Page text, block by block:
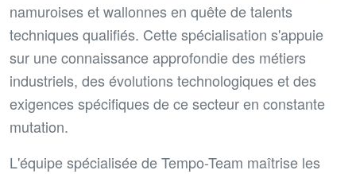
namuroises et wallonnes en quête de talents
techniques qualifiés. Cette spécialisation s'appuie
sur une connaissance approfondie des métiers
industriels, des évolutions technologiques et des
exigences spécifiques de ce secteur en constante
mutation.
L'équipe spécialisée de Tempo-Team maîtrise les